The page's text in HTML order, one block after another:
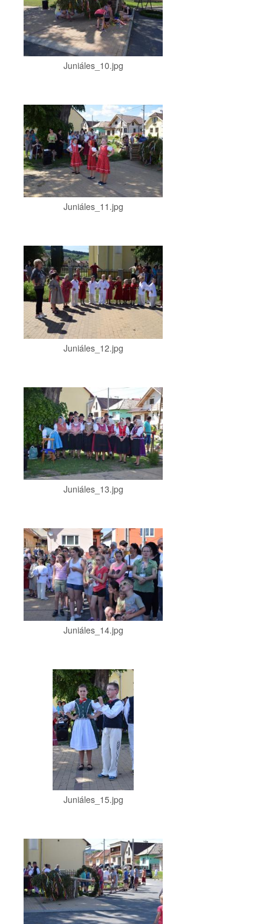
Juniáles_10.jpg
Juniáles_11.jpg
Juniáles_12.jpg
Juniáles_13.jpg
Juniáles_14.jpg
Juniáles_15.jpg